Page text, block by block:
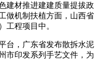
建材推进建建质量提拔政
做机制扶植方面，山西省
工程项目中。
，广东省发布散拆水泥
市印发系列手艺文件，为